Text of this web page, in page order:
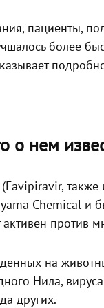
пациенты,
более
о нем
также
Chemical и
активен против
на
Нила,
других.